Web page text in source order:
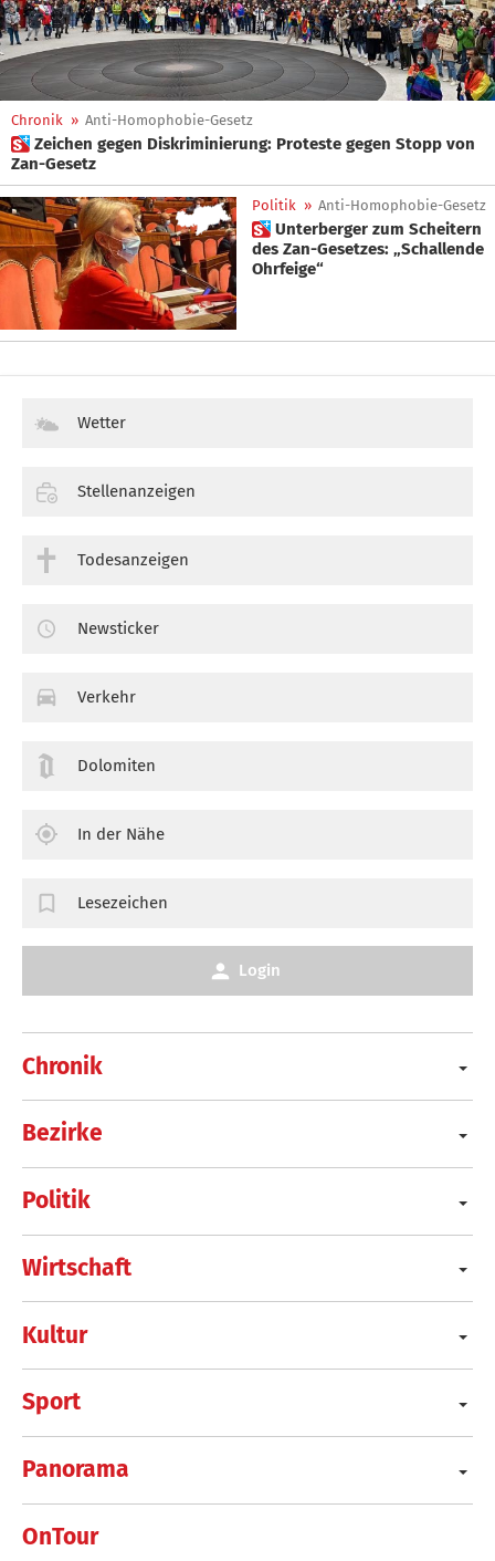
Chronik » Anti-Homophobie-Gesetz
 Zeichen gegen Diskriminierung: Proteste gegen Stopp von
Zan-Gesetz
Politik » Anti-Homophobie-Gesetz
 Unterberger zum Scheitern
des Zan-Gesetzes: „Schallende
Ohrfeige“
Chronik
Bezirke
Politik
Wirtschaft
Kultur
Sport
Panorama
OnTour
Wetter
Stellenanzeigen
Todesanzeigen
Newsticker
Verkehr
Dolomiten
In der Nähe
Lesezeichen
Login